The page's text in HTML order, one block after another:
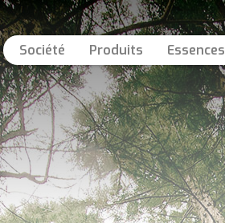
Société Produits Essences